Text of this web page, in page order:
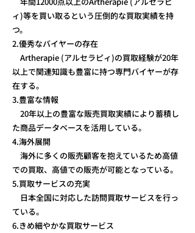
ィ)等を買い取るという圧倒的な買取実績を持
つ。
2.優秀なバイヤーの存在
Artherapie (アルセラピィ)の買取経験が20年
以上で関連知識も豊富に持つ専門バイヤーが存
在する。
3.豊富な情報
20年以上の豊富な販売買取実績により蓄積し
た商品データベースを活用している。
4.海外展開
海外に多くの販売顧客を抱えているため高値
での買取、高値での販売が可能となっている。
5.買取サービスの充実
日本全国に対応した訪問買取サービスを行っ
ている。
6.きめ細やかな買取サービス